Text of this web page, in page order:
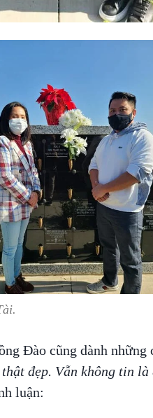
Đào cũng dành những
thật đẹp. Vẫn không tin
luận: